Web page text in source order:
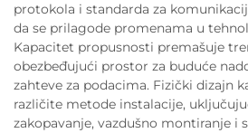
protokola i standarda za
da se prilagode promenama u
Kapacitet propusnosti premašuje
obezbeđujući prostor za buduće
zahteve za podacima. Fizički dizajn
različite metode instalacije,
zakopavanje, vazdušno montiranje i